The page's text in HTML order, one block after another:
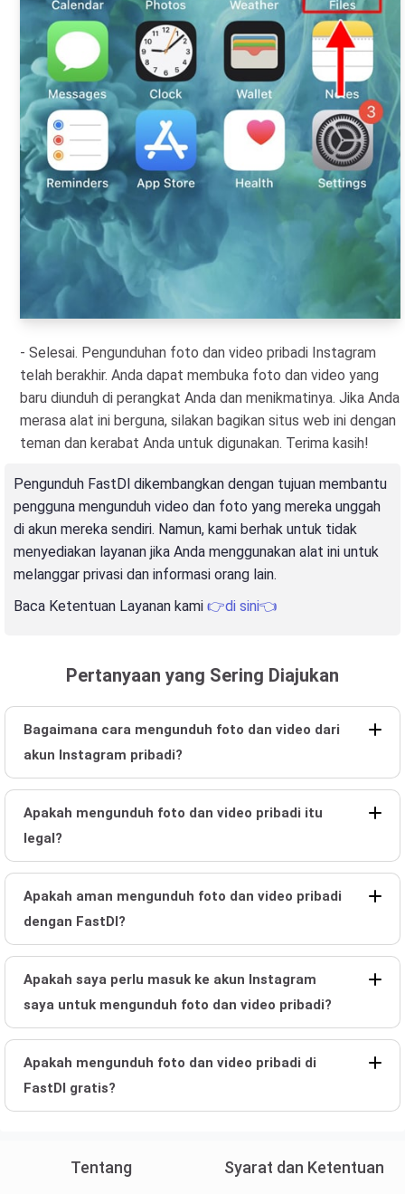
- Selesai. Pengunduhan foto dan video pribadi Instagram
telah berakhir. Anda dapat membuka foto dan video yang
baru diunduh di perangkat Anda dan menikmatinya. Jika Anda
merasa alat ini berguna, silakan bagikan situs web ini dengan
teman dan kerabat Anda untuk digunakan. Terima kasih!
Pengunduh FastDl dikembangkan dengan tujuan membantu
pengguna mengunduh video dan foto yang mereka unggah
di akun mereka sendiri. Namun, kami berhak untuk tidak
menyediakan layanan jika Anda menggunakan alat ini untuk
melanggar privasi dan informasi orang lain.
Baca Ketentuan Layanan kami 👉di sini👈
Pertanyaan yang Sering Diajukan
Bagaimana cara mengunduh foto dan video dari
akun Instagram pribadi?
Apakah mengunduh foto dan video pribadi itu
legal?
Apakah aman mengunduh foto dan video pribadi
dengan FastDl?
Apakah saya perlu masuk ke akun Instagram
saya untuk mengunduh foto dan video pribadi?
Apakah mengunduh foto dan video pribadi di
FastDl gratis?
Tentang Syarat dan Ketentuan